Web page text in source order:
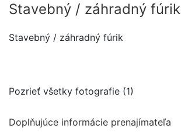
Stavebný / záhradný fúrik
Stavebný / záhradný fúrik
Pozrieť všetky fotografie (1)
Doplňujúce informácie prenajímateľa